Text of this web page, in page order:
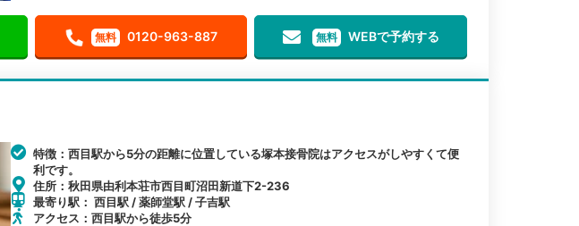
無料 0120-963-887 無料 WEBで予約する
特徴：西目駅から5分の距離に位置している塚本接骨院はアクセスがしやすくて便
利です。
住所：秋田県由利本荘市西目町沼田新道下2-236
最寄り駅： 西目駅 / 薬師堂駅 / 子吉駅
アクセス：西目駅から徒歩5分